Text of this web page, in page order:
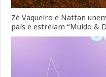
Zé Vaqueiro e Nattan
país e estreiam “Muído &